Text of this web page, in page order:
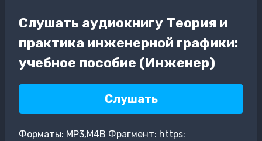
Слушать аудиокнигу Теория и
практика инженерной графики:
учебное пособие (Инженер)
Слушать
Форматы: MP3,M4B Фрагмент: https: